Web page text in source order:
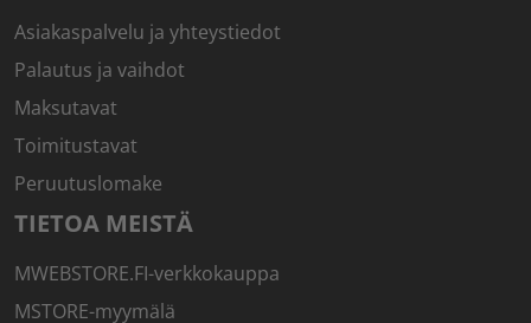
Asiakaspalvelu ja yhteystiedot
Palautus ja vaihdot
Maksutavat
Toimitustavat
Peruutuslomake
TIETOA MEISTÄ
MWEBSTORE.FI-verkkokauppa
MSTORE-myymälä